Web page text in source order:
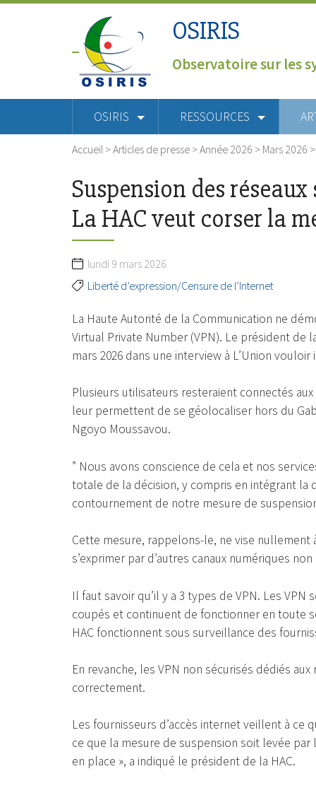
OSIRIS
Observatoire sur les
OSIRIS RESSOURCES
Accueil >Articles de presse >Année 2026 > Mars 2026
Suspension des
La HAC veut corser la
lundi 9 mars 2026
Liberté d’expression/Censure de l’Internet
La Haute Autorité de la Communication ne
Virtual Private Number (VPN). Le président de
mars 2026 dans une interview à L’Union
Plusieurs utilisateurs resteraient connectés
leur permettent de se géolocaliser hors du
Ngoyo Moussavou.
” Nous avons conscience de cela et nos
totale de la décision, y compris en intégrant la
contournement de notre mesure de
Cette mesure, rappelons-le, ne vise
s’exprimer par d’autres canaux numériques
Il faut savoir qu’il y a 3 types de VPN. Les
coupés et continuent de fonctionner en toute
HAC fonctionnent sous surveillance des
En revanche, les VPN non sécurisés dédiés
correctement.
Les fournisseurs d’accès internet veillent à ce
ce que la mesure de suspension soit levée
en place », a indiqué le président de la HAC.